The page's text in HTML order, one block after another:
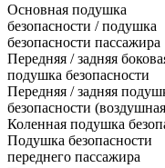
Основная подушка
безопасности / подушка
безопасности пассажира
Передняя / задняя
подушка безопасности
Передняя / задняя
безопасности
Коленная подушка
Подушка безопасности
переднего пассажира